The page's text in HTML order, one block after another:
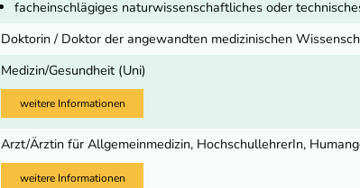
facheinschlägiges naturwissenschaftliches oder
Doktorin / Doktor der angewandten medizinischen
Medizin/Gesundheit (Uni)
weitere Informationen
Arzt/Ärztin für Allgemeinmedizin, HochschullehrerIn,
weitere Informationen